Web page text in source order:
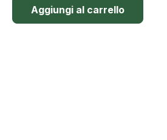
Aggiungi al carrello